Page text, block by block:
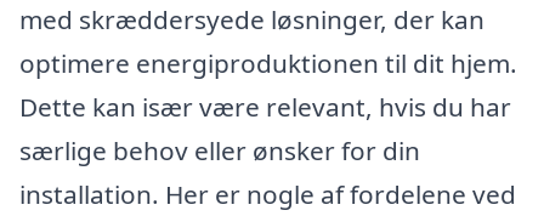
med skræddersyede løsninger, der kan
optimere energiproduktionen til dit hjem.
Dette kan især være relevant, hvis du har
særlige behov eller ønsker for din
installation. Her er nogle af fordelene ved